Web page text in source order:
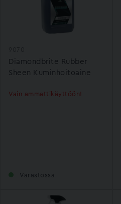
Diamondbrite Rubber
Sheen Kuminhoitoaine
Varastossa
Vain ammattikäyttöön!